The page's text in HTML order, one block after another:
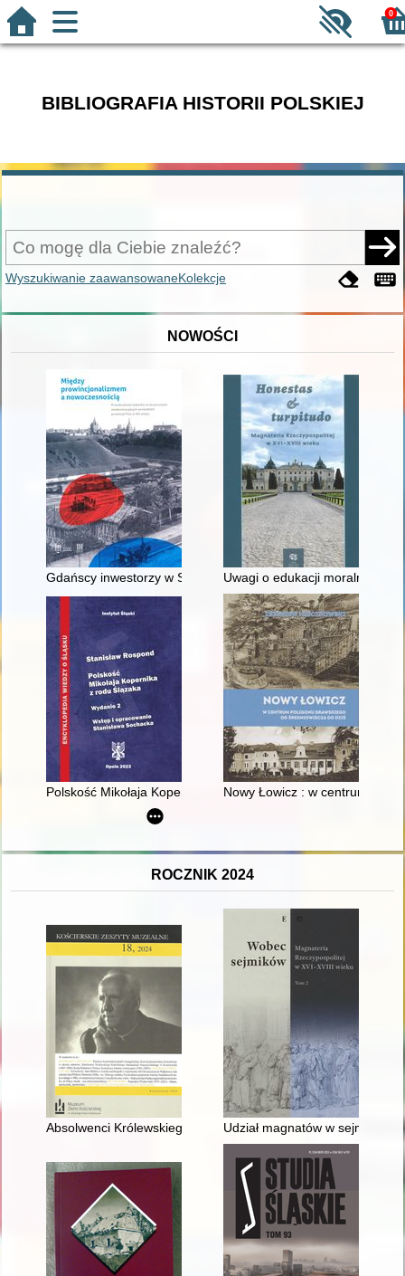
0
BIBLIOGRAFIA HISTORII POLSKIEJ
Wyszukiwanie zaawansowaneKolekcje
NOWOŚCI
Gdańscy inwestorzy w Sopocie : prestiż finansowy i
Uwagi o edukacji moralnej
Polskość Mikołaja Kopernika z rodu ŚlązakaNowy Łowicz : w centrum
ROCZNIK 2024
Absolwenci Królewskiego Katolickiego Seminarium
Udział magnatów w sejmikach